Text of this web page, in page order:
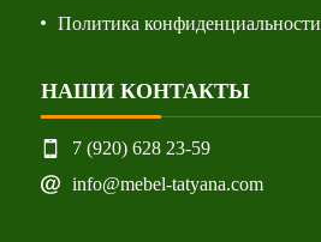
Политика конфиденциальности
НАШИ КОНТАКТЫ
7 (920) 628 23-59
info@mebel-tatyana.com